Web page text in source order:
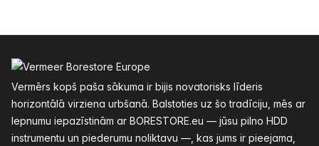
Vermērs kopš paša sākuma ir bijis novatorisks līderis
horizontālā virziena urbšanā. Balstoties uz šo tradīciju, mēs ar
lepnumu iepazīstinām ar BORESTORE.eu — jūsu pilno HDD
instrumentu un piederumu noliktavu —, kas jums ir pieejama,